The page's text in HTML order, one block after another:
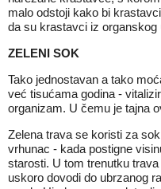
malo odstoji kako bi
da su krastavci iz organskog
ZELENI SOK
Tako jednostavan a tako
već tisućama godina -
organizam. U čemu je tajna
Zelena trava se koristi za
vrhunac - kada postigne
starosti. U tom trenutku
uskoro dovodi do ubrzanog